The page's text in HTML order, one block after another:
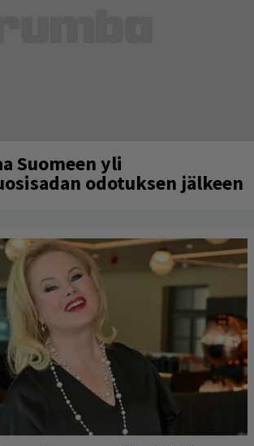
Suomeen yli
odotuksen jälkeen